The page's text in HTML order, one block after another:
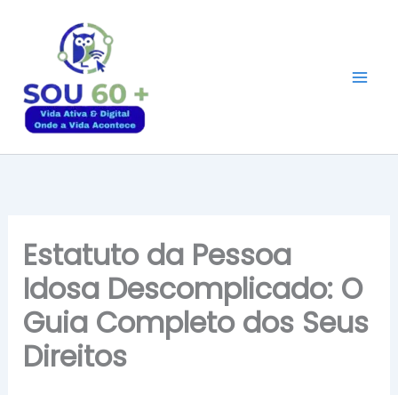
conteúdo
Estatuto da Pessoa
Idosa Descomplicado: O
Guia Completo dos Seus
Direitos